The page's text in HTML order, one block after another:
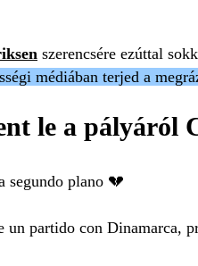
szerencsére ezúttal
médiában terjed a
le a pályáról
segundo plano 💔
un partido con Dinamarca,